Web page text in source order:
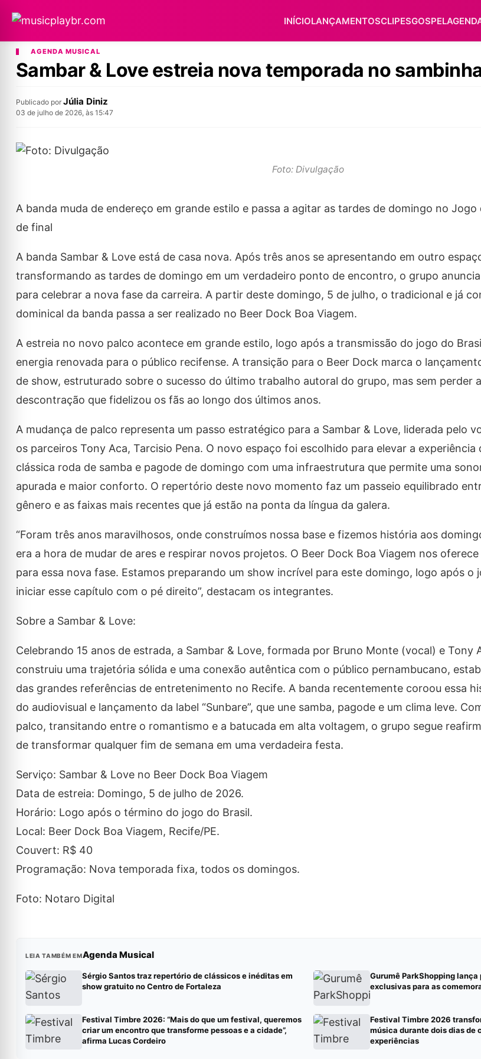
INÍCIOLANÇAMENTOSCLIPESGOSPEL
AGENDA MUSICAL
Sambar & Love estreia nova temporada no
Publicado por Júlia Diniz
03 de julho de 2026, às 15:47
Foto: Divulgação
A banda muda de endereço em grande estilo e passa a agitar as tardes de domingo no Jogo
de final
A banda Sambar & Love está de casa nova. Após três anos se apresentando em outro
transformando as tardes de domingo em um verdadeiro ponto de encontro, o grupo
para celebrar a nova fase da carreira. A partir deste domingo, 5 de julho, o tradicional e já
dominical da banda passa a ser realizado no Beer Dock Boa Viagem.
A estreia no novo palco acontece em grande estilo, logo após a transmissão do jogo do
energia renovada para o público recifense. A transição para o Beer Dock marca o
de show, estruturado sobre o sucesso do último trabalho autoral do grupo, mas sem perder
descontração que fidelizou os fãs ao longo dos últimos anos.
A mudança de palco representa um passo estratégico para a Sambar & Love, liderada pelo
os parceiros Tony Aca, Tarcisio Pena. O novo espaço foi escolhido para elevar a experiência
clássica roda de samba e pagode de domingo com uma infraestrutura que permite uma
apurada e maior conforto. O repertório deste novo momento faz um passeio equilibrado
gênero e as faixas mais recentes que já estão na ponta da língua da galera.
“Foram três anos maravilhosos, onde construímos nossa base e fizemos história aos
era a hora de mudar de ares e respirar novos projetos. O Beer Dock Boa Viagem nos
para essa nova fase. Estamos preparando um show incrível para este domingo, logo após o
iniciar esse capítulo com o pé direito”, destacam os integrantes.
Sobre a Sambar & Love:
Celebrando 15 anos de estrada, a Sambar & Love, formada por Bruno Monte (vocal) e Tony
construiu uma trajetória sólida e uma conexão autêntica com o público pernambucano,
das grandes referências de entretenimento no Recife. A banda recentemente coroou essa
do audiovisual e lançamento da label “Sunbare”, que une samba, pagode e um clima leve.
palco, transitando entre o romantismo e a batucada em alta voltagem, o grupo segue
de transformar qualquer fim de semana em uma verdadeira festa.
Serviço: Sambar & Love no Beer Dock Boa Viagem
Data de estreia: Domingo, 5 de julho de 2026.
Horário: Logo após o término do jogo do Brasil.
Local: Beer Dock Boa Viagem, Recife/PE.
Couvert: R$ 40
Programação: Nova temporada fixa, todos os domingos.
Foto: Notaro Digital
LEIA TAMBÉM EMAgenda Musical
Sérgio Santos traz repertório de clássicos e inéditas em
show gratuito no Centro de Fortaleza
Gurumê ParkShopping
exclusivas para as
Festival Timbre 2026: “Mais do que um festival, queremos
criar um encontro que transforme pessoas e a cidade”,
afirma Lucas Cordeiro
Festival Timbre 2026
música durante dois dias de
experiências